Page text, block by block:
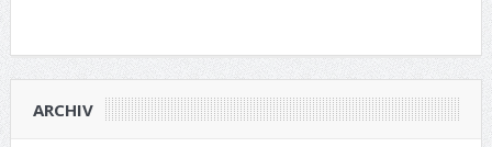
ARCHIV